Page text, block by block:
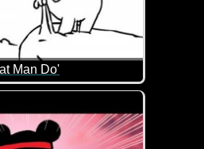
Man Do'
viele Katzenbesitzer. Wenn die